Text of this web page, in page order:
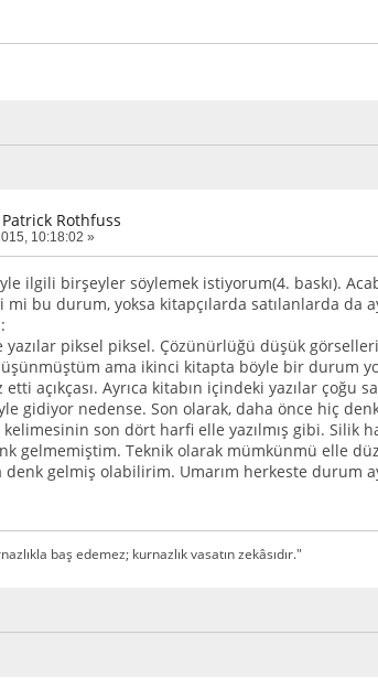
Rothfuss
10:18:02 »
ilgili birşeyler söylemek istiyorum(4. baskı).
mi bu durum, yoksa kitapçılarda satılanlarda da
yazılar piksel piksel. Çözünürlüğü düşük
ama ikinci kitapta böyle bir durum
açıkçası. Ayrıca kitabın içindeki yazılar çoğu
gidiyor nedense. Son olarak, daha önce hiç
son dört harfi elle yazılmış gibi. Silik
gelmemiştim. Teknik olarak mümkünmü elle
denk gelmiş olabilirim. Umarım herkeste durum
baş edemez; kurnazlık vasatın zekâsıdır."